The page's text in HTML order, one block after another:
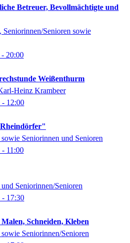
Betreuer, Bevollmächtigte und
Senioren sowie
- 20:00
Weißenthurm
Heinz Krambeer
- 12:00
Seniorinnen und Senioren
- 11:00
Seniorinnen/Senioren
- 17:30
Schneiden, Kleben
Seniorinnen/Senioren